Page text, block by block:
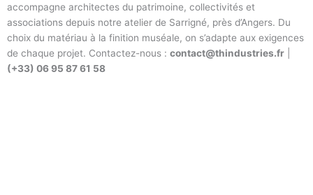
accompagne architectes du patrimoine, collectivités et
associations depuis notre atelier de Sarrigné, près d’Angers. Du
choix du matériau à la finition muséale, on s’adapte aux exigences
de chaque projet. Contactez-nous : contact@thindustries.fr
(+33) 06 95 87 61 58